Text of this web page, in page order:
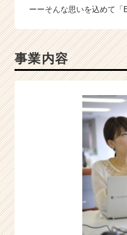
a
e
ーーそんな思いを込めて「
事業内容